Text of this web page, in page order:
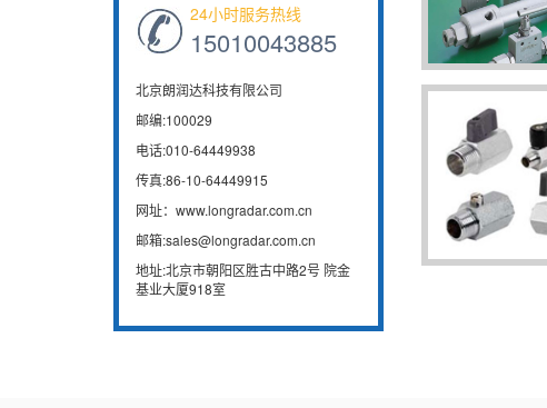
24小时服务热线
15010043885
北京朗润达科技有限公司
邮编:100029
电话:010-64449938
传真:86-10-64449915
网址：www.longradar.com.cn
邮箱:sales@longradar.com.cn
地址:北京市朝阳区胜古中路2号 院金
基业大厦918室